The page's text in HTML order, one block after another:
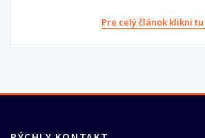
Pre celý článok klikni tu